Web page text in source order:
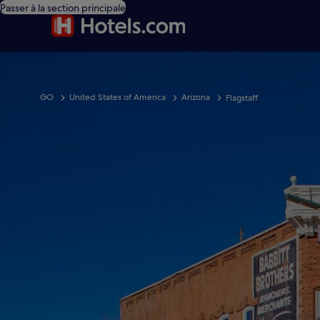
Passer à la section principale
GO United States of America Arizona Flagstaff